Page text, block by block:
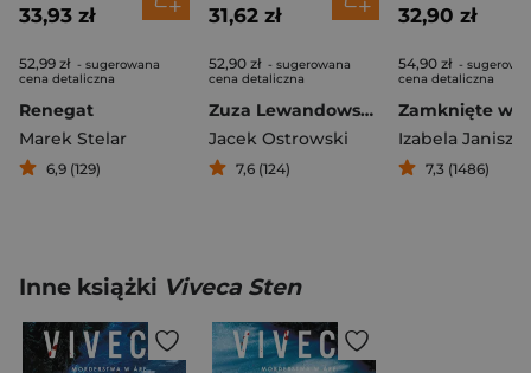
33,93 zł
52,99 zł - sugerowana
cena detaliczna
Renegat
Marek Stelar
6,9 (129)
31,62 zł
52,90 zł - sugerowana
cena detaliczna
Zuza Lewandowska. Początek
Jacek Ostrowski
7,6 (124)
32,90 zł
54,90 zł -
cena detaliczna
Izabela
7,3 (1486)
Inne książki Viveca Sten